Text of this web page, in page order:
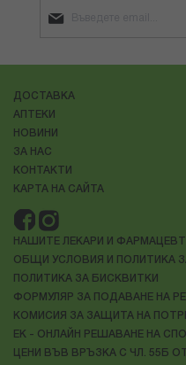
ДОСТАВКА
АПТЕКИ
НОВИНИ
ЗА НАС
КОНТАКТИ
КАРТА НА САЙТА
НАШИТЕ ЛЕКАРИ И
ОБЩИ УСЛОВИЯ И ПОЛИТИКА
ПОЛИТИКА ЗА БИСКВИТКИ
ФОРМУЛЯР ЗА ПОДАВАНЕ НА
КОМИСИЯ ЗА ЗАЩИТА НА
ЕК - ОНЛАЙН РЕШАВАНЕ НА
ЦЕНИ ВЪВ ВРЪЗКА С ЧЛ. 55Б